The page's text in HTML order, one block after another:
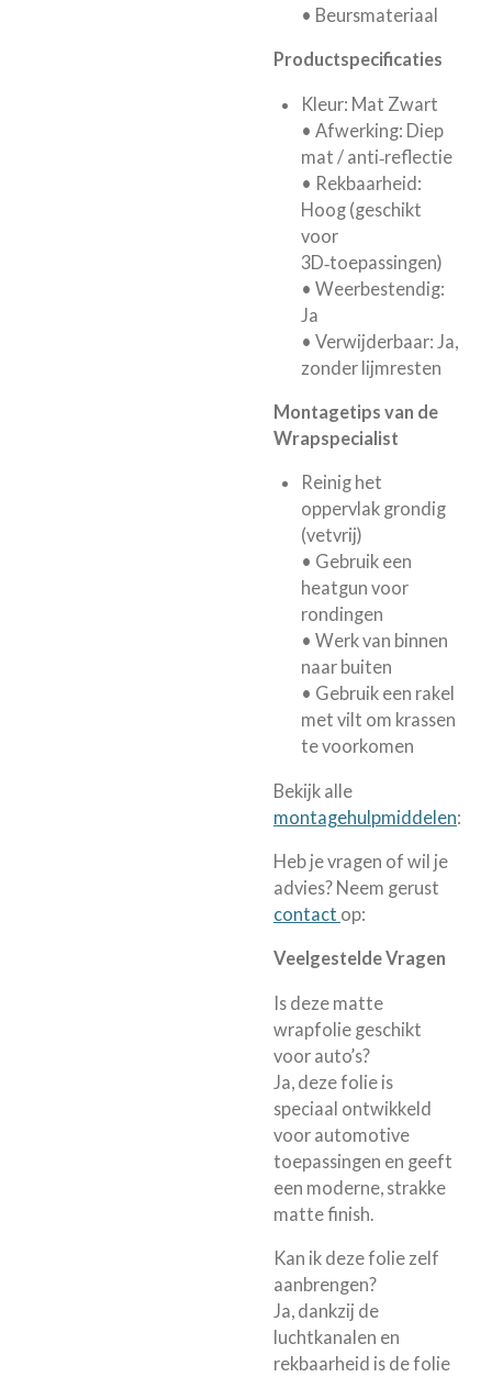
• Beursmateriaal
Productspecificaties
Kleur: Mat Zwart
• Afwerking: Diep
mat / anti‑reflectie
• Rekbaarheid:
Hoog (geschikt
voor
3D‑toepassingen)
• Weerbestendig:
Ja
• Verwijderbaar: Ja,
zonder lijmresten
Montagetips van de
Wrapspecialist
Reinig het
oppervlak grondig
(vetvrij)
• Gebruik een
heatgun voor
rondingen
• Werk van binnen
naar buiten
• Gebruik een rakel
met vilt om krassen
te voorkomen
Bekijk alle
montagehulpmiddelen:
Heb je vragen of wil je
advies? Neem gerust
contact op:
Veelgestelde Vragen
Is deze matte
wrapfolie geschikt
voor auto’s?
Ja, deze folie is
speciaal ontwikkeld
voor automotive
toepassingen en geeft
een moderne, strakke
matte finish.
Kan ik deze folie zelf
aanbrengen?
Ja, dankzij de
luchtkanalen en
rekbaarheid is de folie